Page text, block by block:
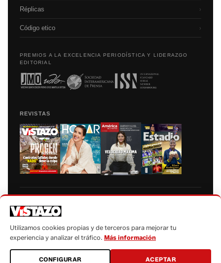
Réplicas ›
Código etico ›
PREMIOS A LA EXCELENCIA PERIODÍSTICA Y LIDERAZGO
EDITORIAL
REVISTAS
autorización escrita de su titular, de todos los contenidos de Vistazo.com.
Utilizamos cookies propias y de terceros para mejorar tu
experiencia y analizar el tráfico. Más información
CONFIGURAR ACEPTAR